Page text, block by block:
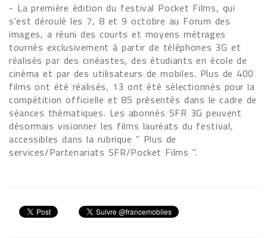
- La première édition du festival Pocket Films, qui
s'est déroulé les 7, 8 et 9 octobre au Forum des
images, a réuni des courts et moyens métrages
tournés exclusivement à partir de téléphones 3G et
réalisés par des cinéastes, des étudiants en école de
cinéma et par des utilisateurs de mobiles. Plus de 400
films ont été réalisés, 13 ont été sélectionnés pour la
compétition officielle et 85 présentés dans le cadre de
séances thématiques. Les abonnés SFR 3G peuvent
désormais visionner les films lauréats du festival,
accessibles dans la rubrique " Plus de
services/Partenariats SFR/Pocket Films ".